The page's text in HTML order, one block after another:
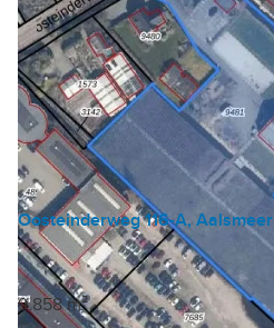
Oosteinderweg 116-A, Aalsmeer
Verhard buitenterrein
€ 1.325.000 k.k.
9.858 m²